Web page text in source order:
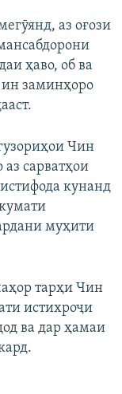
аз оғози
ҳаво, об ва
заминҳоро
Чин
сарватҳои
кунанд
муҳити
тарҳи Чин
истихроҷи
ва дар ҳамаи